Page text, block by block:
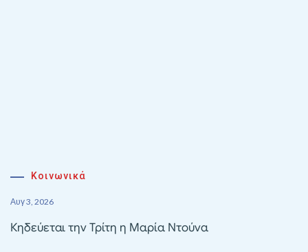
Κοινωνικά
Αυγ 3, 2026
Κηδεύεται την Τρίτη η Μαρία Ντούνα